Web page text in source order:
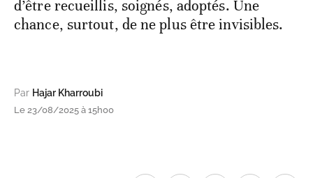
d’être recueillis, soignés, adoptés. Une
chance, surtout, de ne plus être invisibles.
Par Hajar Kharroubi
Le 23/08/2025 à 15h00